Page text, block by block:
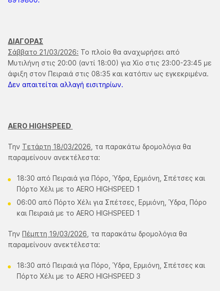
ΔΙΑΓΟΡΑΣ
Σάββατο 21/03/2026: Το πλοίο θα αναχωρήσει από
Μυτιλήνη στις 20:00 (αντί 18:00) για Χίο στις 23:00-23:45 με
άφιξη στον Πειραιά στις 08:35 και κατόπιν ως εγκεκριμένα.
Δεν απαιτείται αλλαγή εισιτηρίων.
AERO HIGHSPEED
Την Τετάρτη 18/03/2026 , τα παρακάτω δρομολόγια θα
παραμείνουν ανεκτέλεστα:
18:30 από Πειραιά για Πόρο, Ύδρα, Ερμιόνη, Σπέτσες και
Πόρτο Χέλι με το AERO HIGHSPEED 1
06:00 από Πόρτο Χέλι για Σπέτσες, Ερμιόνη, Ύδρα, Πόρο
και Πειραιά με το AERO HIGHSPEED 1
Την Πέμπτη 19/03/2026, τα παρακάτω δρομολόγια θα
παραμείνουν ανεκτέλεστα:
18:30 από Πειραιά για Πόρο, Ύδρα, Ερμιόνη, Σπέτσες και
Πόρτο Χέλι με το AERO HIGHSPEED 3